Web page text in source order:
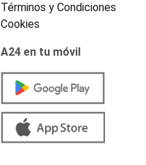
Términos y Condiciones
Cookies
A24 en tu móvil